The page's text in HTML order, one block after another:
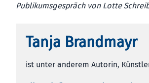
Publikumsgespräch von Lotte
Tanja Brandmayr
ist unter anderem Autorin,